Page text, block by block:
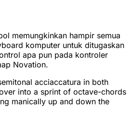
memungkinkan hampir semua
komputer untuk ditugaskan
apa pun pada kontroler
Novation.
acciaccatura in both
into a sprint of octave-chords
manically up and down the